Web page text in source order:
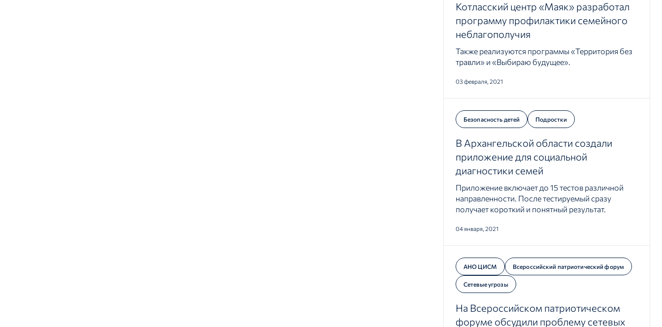
Котласский центр «Маяк» разработал
программу профилактики семейного
неблагополучия
Также реализуются программы «Территория без
травли» и «Выбираю будущее».
03 февраля, 2021
Безопасность детей Подростки
В Архангельской области создали
приложение для социальной
диагностики семей
Приложение включает до 15 тестов различной
направленности. После тестируемый сразу
получает короткий и понятный результат.
04 января, 2021
АНО ЦИСМ Всероссийский патриотический форум
Сетевые угрозы
На Всероссийском патриотическом
форуме обсудили проблему сетевых